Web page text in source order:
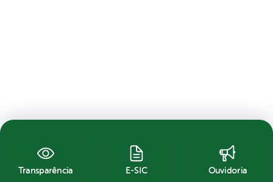
Transparência E-SIC Ouvidoria